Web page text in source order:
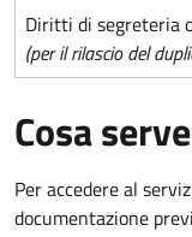
Diritti di segreteria
(per il rilascio del
Cosa serve
Per accedere al
documentazione